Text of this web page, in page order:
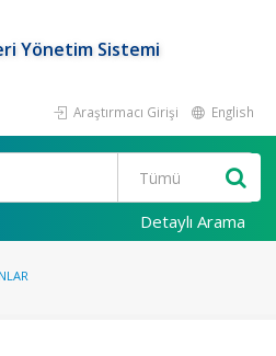
Yönetim Sistemi
Araştırmacı Girişi English
Detaylı Arama